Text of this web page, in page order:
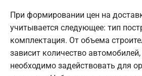
При формировании цен на
учитывается следующее: тип
комплектация. От объема
зависит количество
необходимо задействовать для